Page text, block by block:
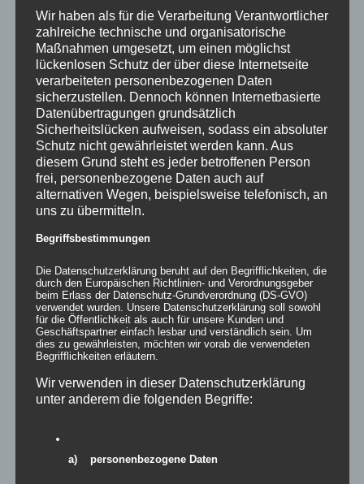
Details
zur Wunschliste
Wir haben als für die Verarbeitung Verantwortlicher
zahlreiche technische und organisatorische
Maßnahmen umgesetzt, um einen möglichst
lückenlosen Schutz der über diese Internetseite
verarbeiteten personenbezogenen Daten
sicherzustellen. Dennoch können Internetbasierte
Datenübertragungen grundsätzlich
Sicherheitslücken aufweisen, sodass ein absoluter
Schutz nicht gewährleistet werden kann. Aus
diesem Grund steht es jeder betroffenen Person
frei, personenbezogene Daten auch auf
alternativen Wegen, beispielsweise telefonisch, an
uns zu übermitteln.
Begriffsbestimmungen
Die Datenschutzerklärung beruht auf den Begrifflichkeiten, die
durch den Europäischen Richtlinien- und Verordnungsgeber
beim Erlass der Datenschutz-Grundverordnung (DS-GVO)
verwendet wurden. Unsere Datenschutzerklärung soll sowohl
für die Öffentlichkeit als auch für unsere Kunden und
Geschäftspartner einfach lesbar und verständlich sein. Um
dies zu gewährleisten, möchten wir vorab die verwendeten
Begrifflichkeiten erläutern.
Wir verwenden in dieser Datenschutzerklärung
unter anderem die folgenden Begriffe:
a) personenbezogene Daten